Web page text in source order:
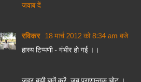
जवाब दें
रविकर 18 मार्च 2012 को 8:34 am बजे
हास्य टिप्पणी - गंभीर हो गई ।।